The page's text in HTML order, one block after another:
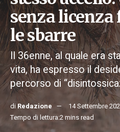
senza
le sbarre
Il 36enne, al quale era
vita, ha espresso il
percorso di
di Redazione 14 Settembre
Tempo di lettura:2 mins read